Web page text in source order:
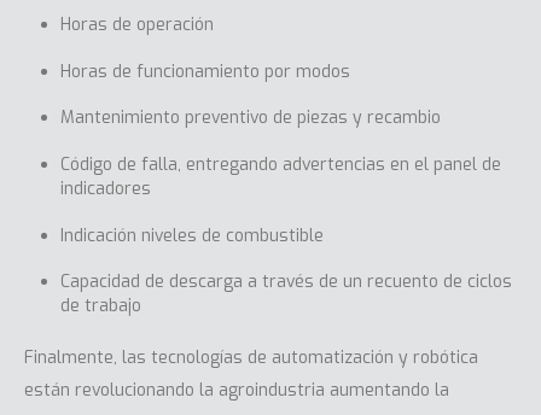
Horas de operación
Horas de funcionamiento por modos
Mantenimiento preventivo de piezas y recambio
Código de falla, entregando advertencias en el panel de
indicadores
Indicación niveles de combustible
Capacidad de descarga a través de un recuento de ciclos
de trabajo
Finalmente, las tecnologías de automatización y robótica
están revolucionando la agroindustria aumentando la